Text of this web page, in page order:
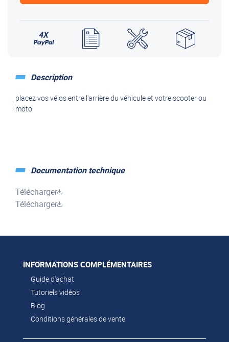
Description
placez vos vélos entre l'arrière du véhicule et votre scooter ou
moto
Documentation technique
Télécharger
Télécharger
INFORMATIONS COMPLÉMENTAIRES
Guide d'achat
Tutoriels vidéos
Blog
Conditions générales de vente